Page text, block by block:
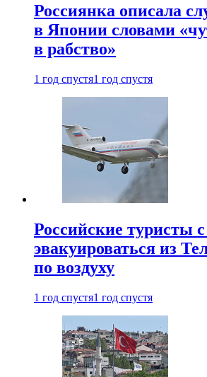
Россиянка описала
в Японии словами
в рабство»
1 год спустя1 год спустя
Российские туристы
эвакуироваться из
по воздуху
1 год спустя1 год спустя